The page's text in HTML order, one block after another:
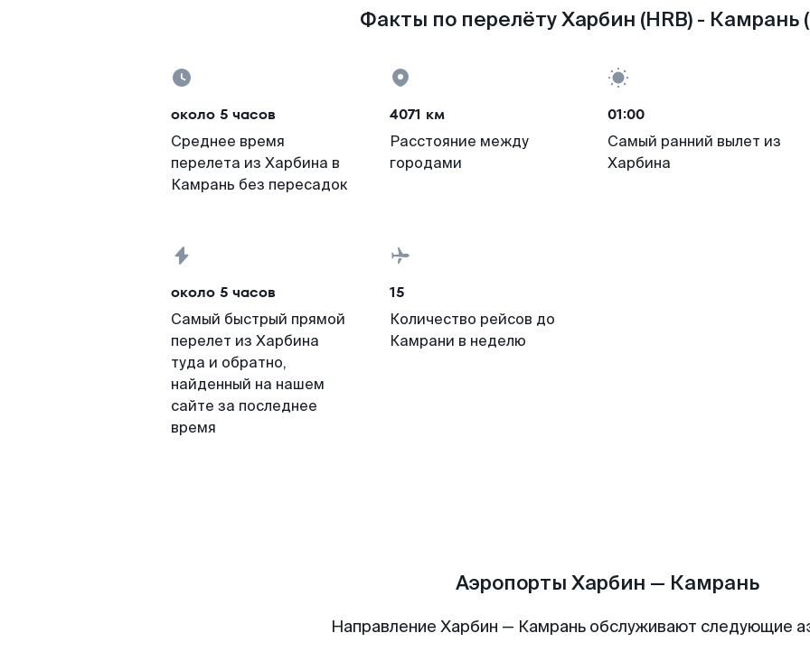
Факты по перелёту Харбин (HRB) - Камрань
около 5 часов
Среднее время
перелета из Харбина в
Камрань без пересадок
4071 км
Расстояние между
городами
01:00
Самый ранний вылет из
Харбина
около 5 часов
Самый быстрый прямой
перелет из Харбина
туда и обратно,
найденный на нашем
сайте за последнее
время
15
Количество рейсов до
Камрани в неделю
Аэропорты Харбин — Камрань
Направление Харбин — Камрань обслуживают следующие